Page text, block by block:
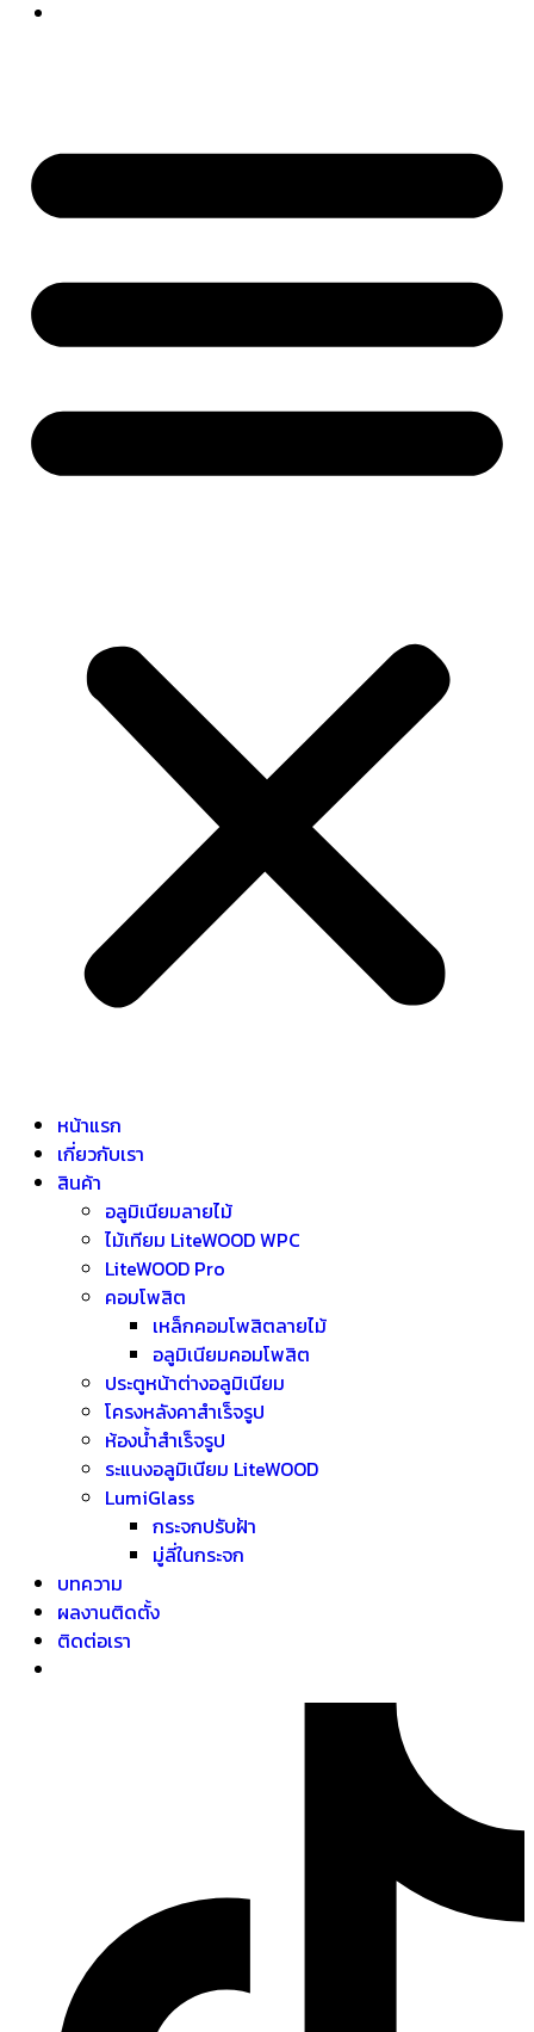
หน้าแรก
เกี่ยวกับเรา
สินค้า
อลูมิเนียมลายไม้
ไม้เทียม LiteWOOD WPC
LiteWOOD Pro
คอมโพสิต
เหล็กคอมโพสิตลายไม้
อลูมิเนียมคอมโพสิต
ประตูหน้าต่างอลูมิเนียม
โครงหลังคาสำเร็จรูป
ห้องน้ำสำเร็จรูป
ระแนงอลูมิเนียม LiteWOOD
LumiGlass
กระจกปรับฝ้า
มู่ลี่ในกระจก
บทความ
ผลงานติดตั้ง
ติดต่อเรา